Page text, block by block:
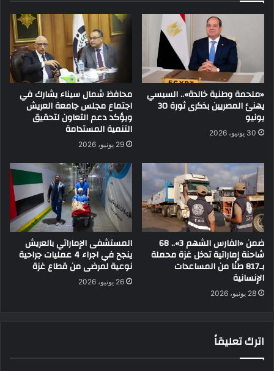
«ملحمة وطنية خالدة».. السيسي
يهنئ المصريين بذكرى ثورة 30
يونيو
30 يونيو، 2026
محافظ شمال سيناء يشارك في
اجتماع مجلس جامعة العريش
ويؤكد دعم التعاون لتحقيق
التنمية المستدامة
29 يونيو، 2026
ضمن «الفارس الشهم 3».. 68
شاحنة إماراتية تدخل غزة محملة
بـ817 طنًا من المساعدات
الإنسانية
28 يونيو، 2026
المستشفى الإماراتي بالعريش
ينجح في اجراء 4 عمليات جراحية
نوعية لمرضى من قطاع غزة
26 يونيو، 2026
اترك تعليقاً